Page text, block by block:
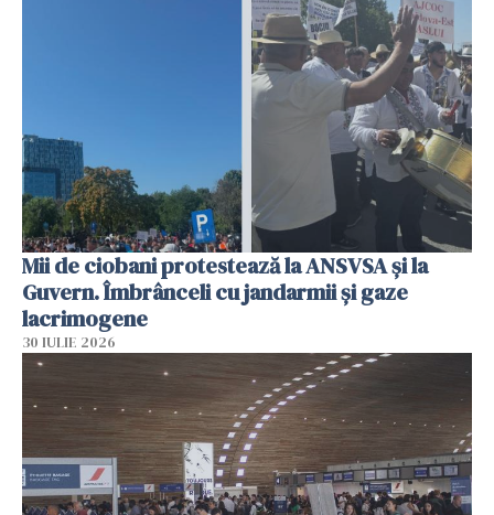
Mii de ciobani protestează la ANSVSA și la
Guvern. Îmbrânceli cu jandarmii și gaze
lacrimogene
30 IULIE 2026